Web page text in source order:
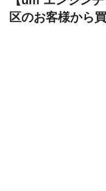
区のお客様から